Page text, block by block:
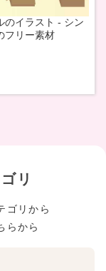
のイラスト - シン
フリー素材
リ
ゴリから
らから